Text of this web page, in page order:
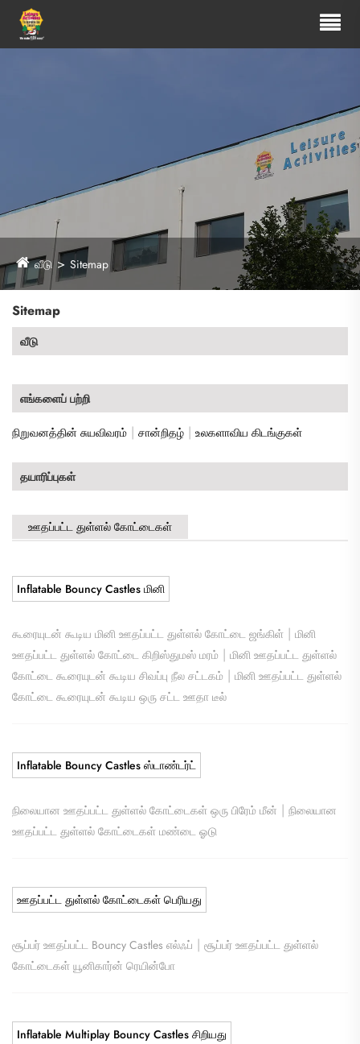
வீடு Sitemap
Sitemap
வீடு
எங்களைப் பற்றி
நிறுவனத்தின் சுயவிவரம் | சான்றிதழ் | உலகளாவிய கிடங்குகள்
தயாரிப்புகள்
ஊதப்பட்ட துள்ளல் கோட்டைகள்
Inflatable Bouncy Castles மினி
கூரையுடன் கூடிய மினி ஊதப்பட்ட துள்ளல் கோட்டை ஜங்கிள் | மினி
ஊதப்பட்ட துள்ளல் கோட்டை கிறிஸ்துமஸ் மரம் | மினி ஊதப்பட்ட துள்ளல்
கோட்டை கூரையுடன் கூடிய சிவப்பு நீல சட்டகம் | மினி ஊதப்பட்ட துள்ளல்
கோட்டை கூரையுடன் கூடிய ஒரு சட்ட ஊதா டீல்
Inflatable Bouncy Castles ஸ்டாண்டர்ட்
நிலையான ஊதப்பட்ட துள்ளல் கோட்டைகள் ஒரு பிரேம் மீன் | நிலையான
ஊதப்பட்ட துள்ளல் கோட்டைகள் மண்டை ஓடு
ஊதப்பட்ட துள்ளல் கோட்டைகள் பெரியது
சூப்பர் ஊதப்பட்ட Bouncy Castles எல்ஃப் | சூப்பர் ஊதப்பட்ட துள்ளல்
கோட்டைகள் யூனிகார்ன் ரெயின்போ
Inflatable Multiplay Bouncy Castles சிறியது